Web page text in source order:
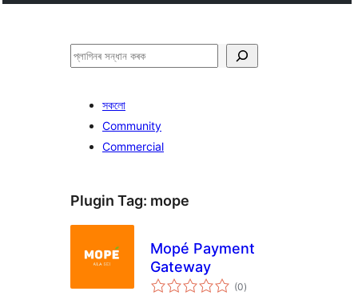
সন্ধান
সকলো
Community
Commercial
Plugin Tag: mope
Mopé Payment
Gateway
(0টা
মুঠ)